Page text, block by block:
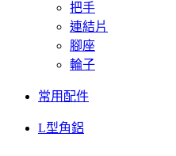
把手
連結片
腳座
輪子
常用配件
L型角鋁